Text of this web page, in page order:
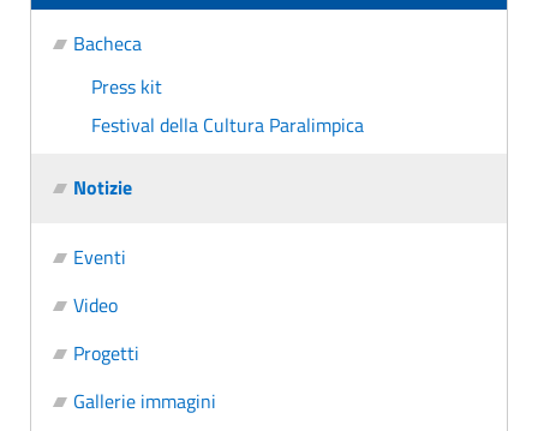
Bacheca
Press kit
Festival della Cultura Paralimpica
Notizie
Eventi
Video
Progetti
Gallerie immagini